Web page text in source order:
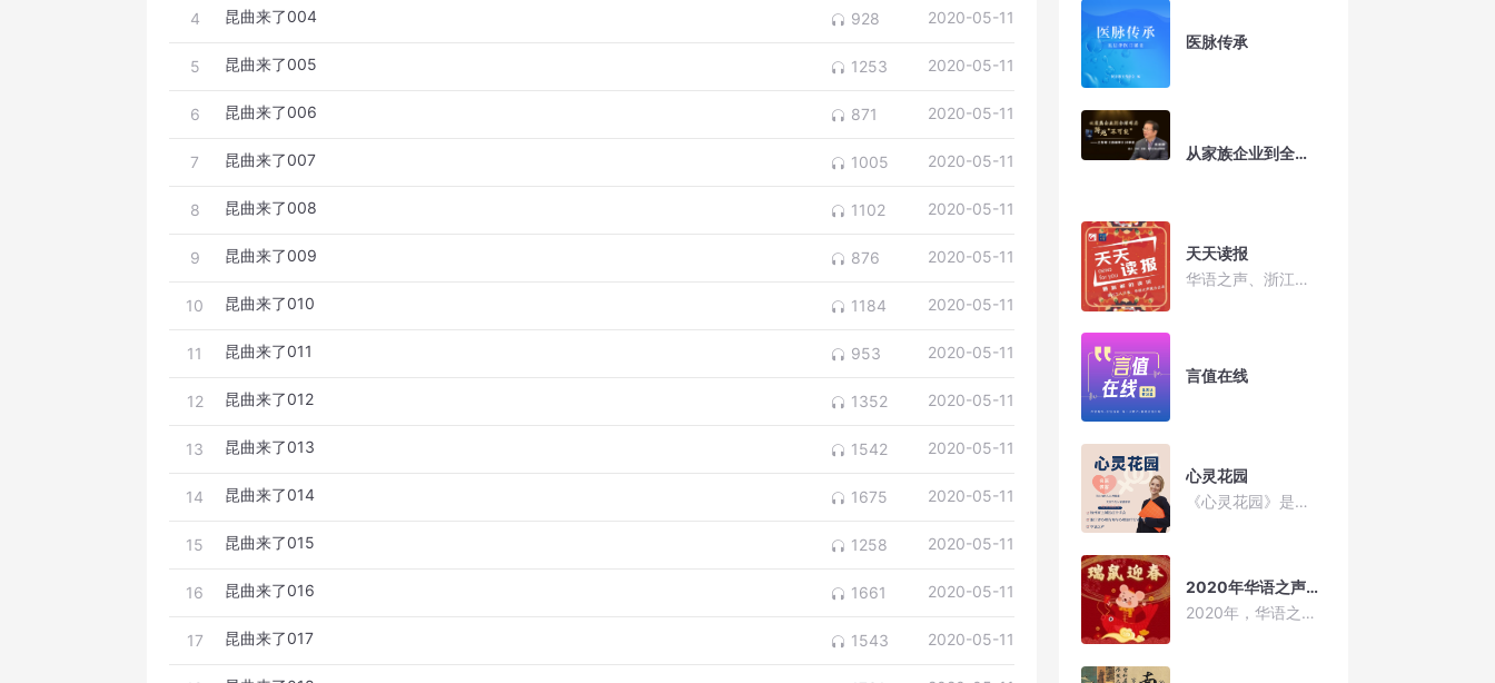
4 昆曲来了004 928 2020-05-11
5 昆曲来了005 1253 2020-05-11
6 昆曲来了006 871 2020-05-11
7 昆曲来了007 1005 2020-05-11
8 昆曲来了008 1102 2020-05-11
9 昆曲来了009 876 2020-05-11
10 昆曲来了010 1184 2020-05-11
11 昆曲来了011 953 2020-05-11
12 昆曲来了012 1352 2020-05-11
13 昆曲来了013 1542 2020-05-11
14 昆曲来了014 1675 2020-05-11
15 昆曲来了015 1258 2020-05-11
16 昆曲来了016 1661 2020-05-11
17 昆曲来了017 1543 2020-05-11
医脉传承
从家族企业到全球布局，跨域“不可能”--王自亮《吉利传》分享会
天天读报
华语之声、浙江工人日报联合出品
言值在线
心灵花园
《心灵花园》是由杭州市上城区红十字会、浙江省心理咨询与心理治疗行业协会和华语之声联合推出的一档关注当代人心理健康和情感需求的专题访谈节目，每期选取不同的热点话题，普及心理健康知识
2020年华语之声主持天团祝您新年快乐！
2020年，华语之声的主持人们为您送来新春的祝福，祝福您鼠年大吉！新春快乐！